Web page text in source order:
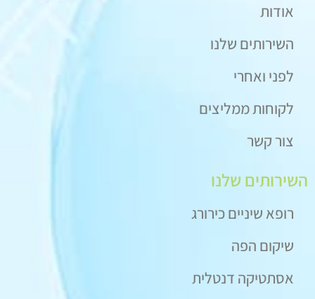
אודות
השירותים שלנו
לפני ואחרי
לקוחות ממליצים
צור קשר
השירותים שלנו
רופא שיניים כירורג
שיקום הפה
אסתטיקה דנטלית